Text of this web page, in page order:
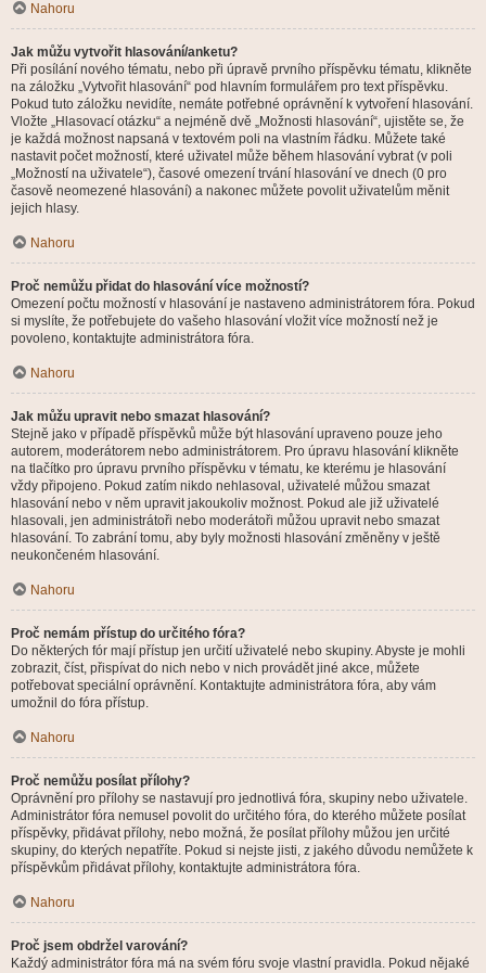
Nahoru
Jak můžu vytvořit hlasování/anketu?
Při posílání nového tématu, nebo při úpravě prvního příspěvku tématu, klikněte
na záložku „Vytvořit hlasování“ pod hlavním formulářem pro text příspěvku.
Pokud tuto záložku nevidíte, nemáte potřebné oprávnění k vytvoření hlasování.
Vložte „Hlasovací otázku“ a nejméně dvě „Možnosti hlasování“, ujistěte se, že
je každá možnost napsaná v textovém poli na vlastním řádku. Můžete také
nastavit počet možností, které uživatel může během hlasování vybrat (v poli
„Možností na uživatele“), časové omezení trvání hlasování ve dnech (0 pro
časově neomezené hlasování) a nakonec můžete povolit uživatelům měnit
jejich hlasy.
Nahoru
Proč nemůžu přidat do hlasování více možností?
Omezení počtu možností v hlasování je nastaveno administrátorem fóra. Pokud
si myslíte, že potřebujete do vašeho hlasování vložit více možností než je
povoleno, kontaktujte administrátora fóra.
Nahoru
Jak můžu upravit nebo smazat hlasování?
Stejně jako v případě příspěvků může být hlasování upraveno pouze jeho
autorem, moderátorem nebo administrátorem. Pro úpravu hlasování klikněte
na tlačítko pro úpravu prvního příspěvku v tématu, ke kterému je hlasování
vždy připojeno. Pokud zatím nikdo nehlasoval, uživatelé můžou smazat
hlasování nebo v něm upravit jakoukoliv možnost. Pokud ale již uživatelé
hlasovali, jen administrátoři nebo moderátoři můžou upravit nebo smazat
hlasování. To zabrání tomu, aby byly možnosti hlasování změněny v ještě
neukončeném hlasování.
Nahoru
Proč nemám přístup do určitého fóra?
Do některých fór mají přístup jen určití uživatelé nebo skupiny. Abyste je mohli
zobrazit, číst, přispívat do nich nebo v nich provádět jiné akce, můžete
potřebovat speciální oprávnění. Kontaktujte administrátora fóra, aby vám
umožnil do fóra přístup.
Nahoru
Proč nemůžu posílat přílohy?
Oprávnění pro přílohy se nastavují pro jednotlivá fóra, skupiny nebo uživatele.
Administrátor fóra nemusel povolit do určitého fóra, do kterého můžete posílat
příspěvky, přidávat přílohy, nebo možná, že posílat přílohy můžou jen určité
skupiny, do kterých nepatříte. Pokud si nejste jisti, z jakého důvodu nemůžete k
příspěvkům přidávat přílohy, kontaktujte administrátora fóra.
Nahoru
Proč jsem obdržel varování?
Každý administrátor fóra má na svém fóru svoje vlastní pravidla. Pokud nějaké